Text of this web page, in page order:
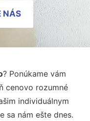
NÁS
? Ponúkame vám
cenovo rozumné
individuálnym
sa nám ešte dnes.